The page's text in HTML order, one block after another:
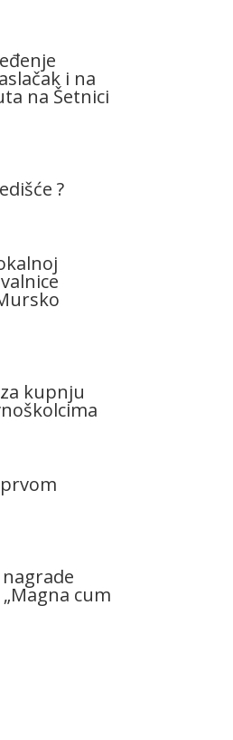
i na
na Šetnici
?
kupnju
cum